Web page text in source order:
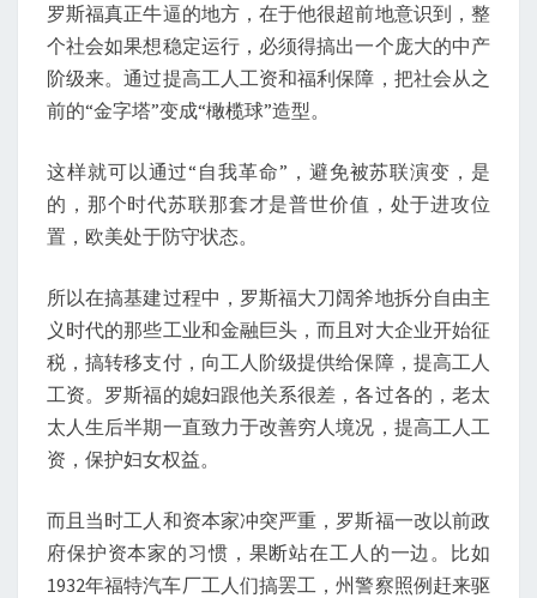
罗斯福真正牛逼的地方，在于他很超前地意识到，整
个社会如果想稳定运行，必须得搞出一个庞大的中产
阶级来。通过提高工人工资和福利保障，把社会从之
前的“金字塔”变成“橄榄球”造型。
这样就可以通过“自我革命”，避免被苏联演变，是
的，那个时代苏联那套才是普世价值，处于进攻位
置，欧美处于防守状态。
所以在搞基建过程中，罗斯福大刀阔斧地拆分自由主
义时代的那些工业和金融巨头，而且对大企业开始征
税，搞转移支付，向工人阶级提供给保障，提高工人
工资。罗斯福的媳妇跟他关系很差，各过各的，老太
太人生后半期一直致力于改善穷人境况，提高工人工
资，保护妇女权益。
而且当时工人和资本家冲突严重，罗斯福一改以前政
府保护资本家的习惯，果断站在工人的一边。比如
1932年福特汽车厂工人们搞罢工，州警察照例赶来驱